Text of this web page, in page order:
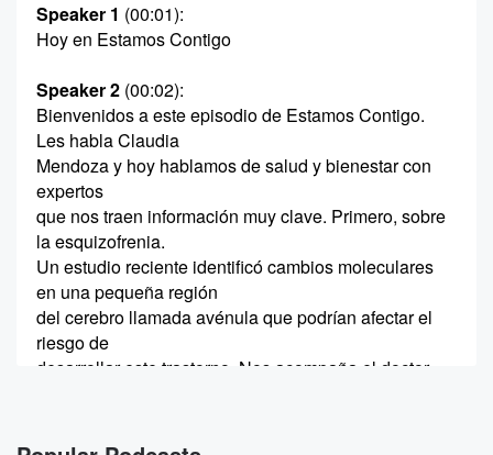
Speaker 1 (00:01):
Hoy en Estamos Contigo
Speaker 2 (00:02):
Bienvenidos a este episodio de Estamos Contigo.
Les habla Claudia
Mendoza y hoy hablamos de salud y bienestar con
expertos
que nos traen información muy clave. Primero, sobre
la esquizofrenia.
Un estudio reciente identificó cambios moleculares
en una pequeña región
del cerebro llamada avénula que podrían afectar el
riesgo de
desarrollar este trastorno. Nos acompaña el doctor
(00:24)